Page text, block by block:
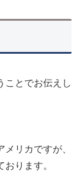
とでお伝えし
リカですが、
ります。